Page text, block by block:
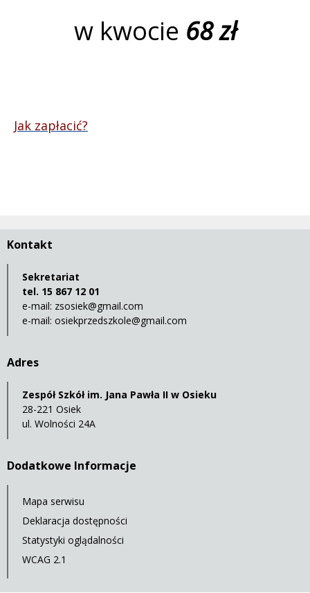
w kwocie 68 zł
Jak zapłacić?
Kontakt
Sekretariat
tel. 15 867 12 01
e-mail: zsosiek@gmail.com
e-mail: osiekprzedszkole@gmail.com
Adres
Zespół Szkół im. Jana Pawła II w Osieku
28-221 Osiek
ul. Wolności 24A
Dodatkowe Informacje
Mapa serwisu
Deklaracja dostępności
Statystyki oglądalności
WCAG 2.1